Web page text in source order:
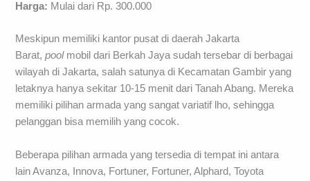
Harga: Mulai dari Rp. 300.000
Meskipun memiliki kantor pusat di daerah Jakarta
Barat,pool mobil dari Berkah Jaya sudah tersebar di berbagai
wilayah di Jakarta, salah satunya di Kecamatan Gambir yang
letaknya hanya sekitar 10-15 menit dari Tanah Abang. Mereka
memiliki pilihan armada yang sangat variatif lho, sehingga
pelanggan bisa memilih yang cocok.
Beberapa pilihan armada yang tersedia di tempat ini antara
lain Avanza, Innova, Fortuner, Fortuner, Alphard, Toyota